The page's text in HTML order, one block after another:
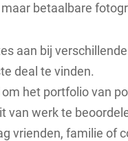
betaalbare
aan bij
deal te vinden.
het portfolio van
van werk te
vrienden, familie of